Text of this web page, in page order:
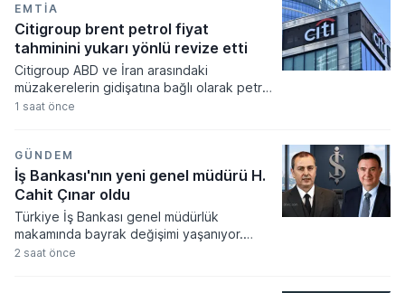
madenlere dayalı yatırım fonları haftanın en
çok ilgi gören ve değer kazanan varlıkları
arasında yer aldı.
EMTIA
Citigroup brent petrol fiyat
tahminini yukarı yönlü revize etti
Citigroup ABD ve İran arasındaki
müzakerelerin gidişatına bağlı olarak petrol
fiyat öngörülerini güncelledi. Banka 2026
yukarı yönlü revize ettiğini duyurdu.
1 saat önce
GÜNDEM
İş Bankası'nın yeni genel müdürü H.
Cahit Çınar oldu
Türkiye İş Bankası genel müdürlük
makamında bayrak değişimi yaşanıyor.
Hakan Aran'ın Şişecam Yönetim Kurulu
2 saat önce